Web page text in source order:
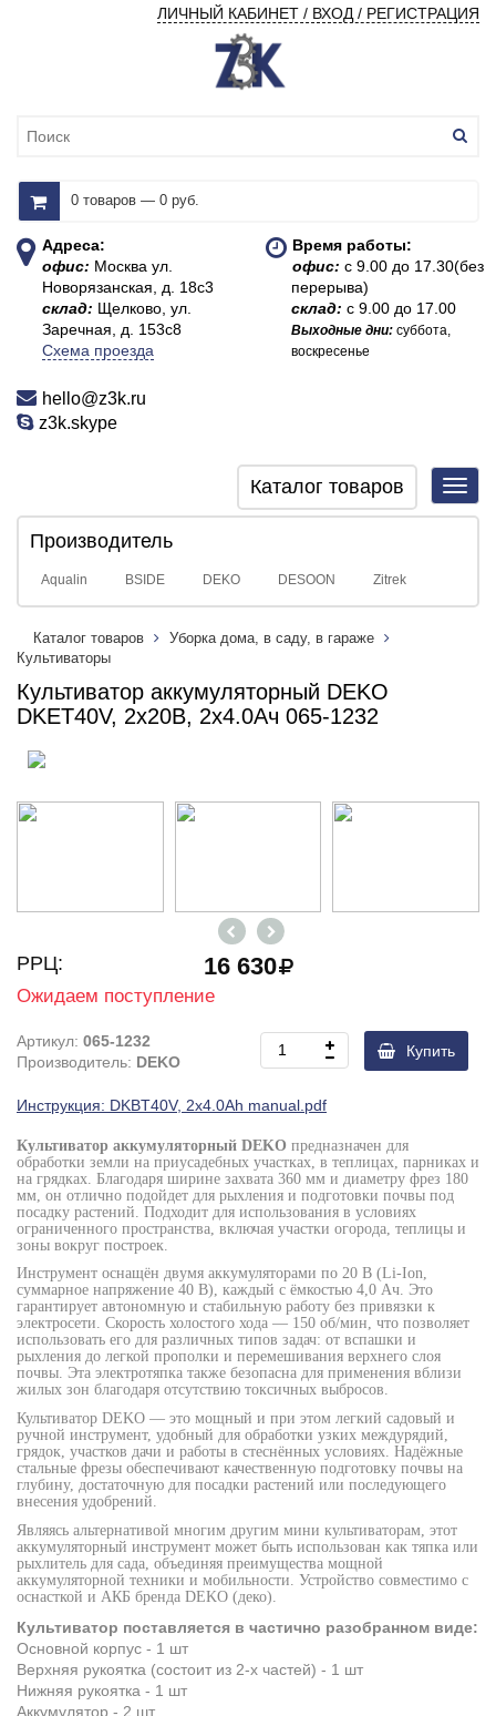
ЛИЧНЫЙ КАБИНЕТ / ВХОД / РЕГИСТРАЦИЯ
0 товаров — 0 руб.
Адреса:
офис: Москва ул.
Новорязанская, д. 18с3
склад: Щелково, ул.
Заречная, д. 153с8
Схема проезда
Время работы:
офис:с 9.00 до 17.30(без
перерыва)
склад:с 9.00 до 17.00
Выходные дни:суббота,
воскресенье
hello@z3k.ru
z3k.skype
Каталог товаров
Производитель
Aqualin BSIDE DEKO DESOON Zitrek
Каталог товаров
Уборка дома, в саду, в гараже
Культиваторы
Культиватор аккумуляторный DEKO
DKET40V, 2x20В, 2x4.0Ач 065-1232
РРЦ: 16 630
Ожидаем поступление
Артикул: 065-1232
Производитель: DEKO
Купить
Инструкция: DKBT40V, 2x4.0Ah manual.pdf
Культиватор аккумуляторный DEKO предназначен для
обработки земли на приусадебных участках, в теплицах, парниках и
на грядках. Благодаря ширине захвата 360 мм и диаметру фрез 180
мм, он отлично подойдет для рыхления и подготовки почвы под
посадку растений. Подходит для использования в условиях
ограниченного пространства, включая участки огорода, теплицы и
зоны вокруг построек.
Инструмент оснащён двумя аккумуляторами по 20 В (Li-Ion,
суммарное напряжение 40 В), каждый с ёмкостью 4,0 Ач. Это
гарантирует автономную и стабильную работу без привязки к
электросети. Скорость холостого хода — 150 об/мин, что позволяет
использовать его для различных типов задач: от вспашки и
рыхления до легкой прополки и перемешивания верхнего слоя
почвы. Эта электротяпка также безопасна для применения вблизи
жилых зон благодаря отсутствию токсичных выбросов.
Культиватор DEKO — это мощный и при этом легкий садовый и
ручной инструмент, удобный для обработки узких междурядий,
грядок, участков дачи и работы в стеснённых условиях. Надёжные
стальные фрезы обеспечивают качественную подготовку почвы на
глубину, достаточную для посадки растений или последующего
внесения удобрений.
Являясь альтернативой многим другим мини культиваторам, этот
аккумуляторный инструмент может быть использован как тяпка или
рыхлитель для сада, объединяя преимущества мощной
аккумуляторной техники и мобильности. Устройство совместимо с
оснасткой и АКБ бренда DEKO (деко).
Культиватор поставляется в частично разобранном виде:
Основной корпус - 1 шт
Верхняя рукоятка (состоит из 2-х частей) - 1 шт
Нижняя рукоятка - 1 шт
Аккумулятор - 2 шт